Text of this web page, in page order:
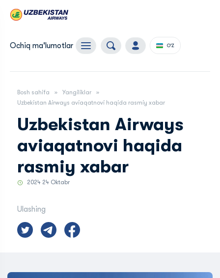
Ochiq ma'lumotlar O'Z
Bosh sahifa
Yangiliklar
Uzbekistan Airways aviaqatnovi haqida rasmiy xabar
Uzbekistan Airways
aviaqatnovi haqida
rasmiy xabar
2024 24 Oktabr
Ulashing